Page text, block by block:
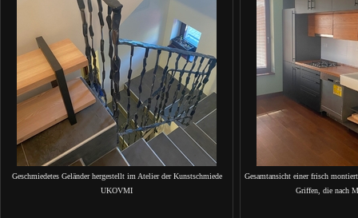
Geschmiedetes Geländer hergestellt im Atelier der Kunstschmiede
UKOVMI
Gesamtansicht einer frisch
Griffen, die nach